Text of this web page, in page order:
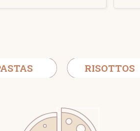
RISOTTOS